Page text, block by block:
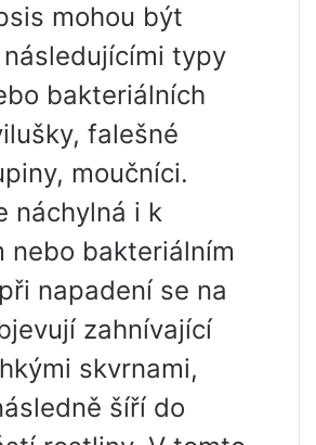
mohou být
typy
bakteriálních
falešné
moučníci.
náchylná i k
nebo bakteriálním
napadení se na
zahnívající
skvrnami,
šíří do